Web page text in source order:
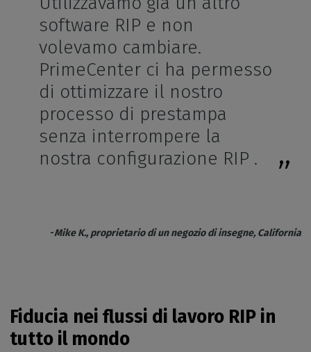
software RIP e non
volevamo cambiare.
PrimeCenter ci ha permesso
di ottimizzare il nostro
processo di prestampa
senza interrompere la
nostra configurazione RIP .
-Mike K., proprietario di un negozio di insegne, California
Fiducia nei flussi di lavoro RIP in
tutto il mondo